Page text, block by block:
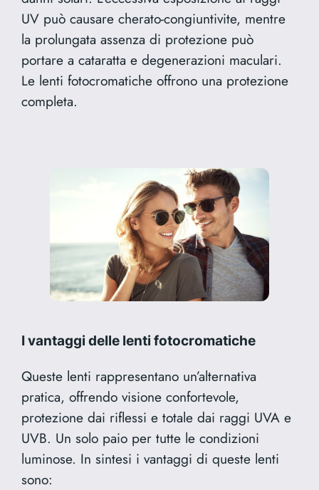
UV può causare cherato-congiuntivite, mentre
la prolungata assenza di protezione può
portare a cataratta e degenerazioni maculari.
Le lenti fotocromatiche offrono una protezione
completa.
I vantaggi delle lenti fotocromatiche
Queste lenti rappresentano un’alternativa
pratica, offrendo visione confortevole,
protezione dai riflessi e totale dai raggi UVA e
UVB. Un solo paio per tutte le condizioni
luminose. In sintesi i vantaggi di queste lenti
sono: